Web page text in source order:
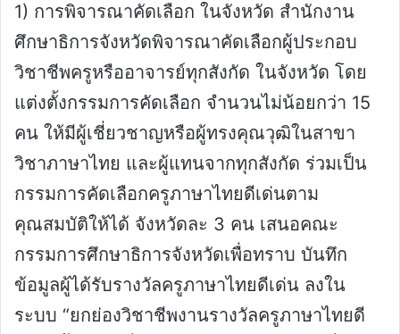
1) การพิจารณาคัดเลือก ในจังหวัด สำนักงาน
ศึกษาธิการจังหวัดพิจารณาคัดเลือกผู้ประกอบ
วิชาชีพครูหรืออาจารย์ทุกสังกัด ในจังหวัด โดย
แต่งตั้งกรรมการคัดเลือก จำนวนไม่น้อยกว่า 15
คน ให้มีผู้เชี่ยวชาญหรือผู้ทรงคุณวุฒิในสาขา
วิชาภาษาไทย และผู้แทนจากทุกสังกัด ร่วมเป็น
กรรมการคัดเลือกครูภาษาไทยดีเด่นตาม
คุณสมบัติให้ได้ จังหวัดละ 3 คน เสนอคณะ
กรรมการศึกษาธิการจังหวัดเพื่อทราบ บันทึก
ข้อมูลผู้ได้รับรางวัลครูภาษาไทยดีเด่น ลงใน
ระบบ “ยกย่องวิชาชีพงานรางวัลครูภาษาไทยดี